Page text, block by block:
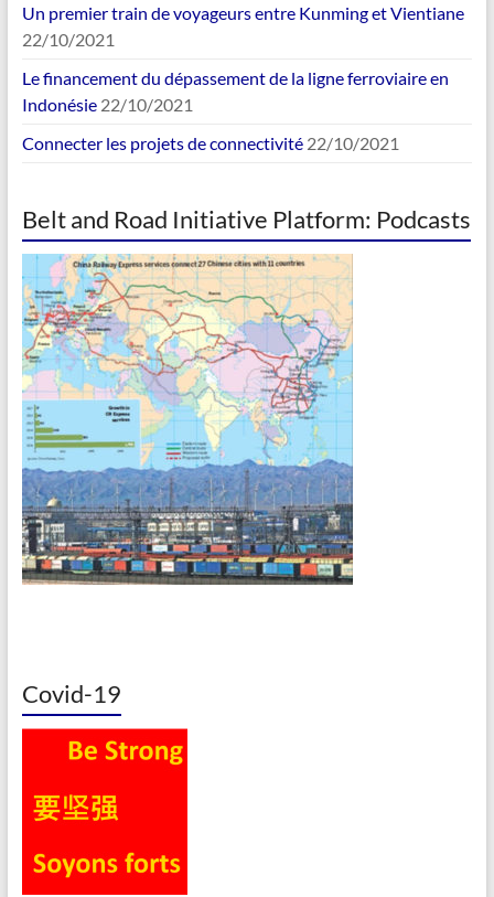
Un premier train de voyageurs entre Kunming et Vientiane
22/10/2021
Le financement du dépassement de la ligne ferroviaire en
Indonésie 22/10/2021
Connecter les projets de connectivité 22/10/2021
Belt and Road Initiative Platform: Podcasts
Covid-19